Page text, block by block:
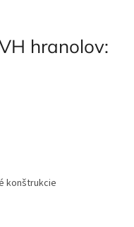
hranolov:
konštrukcie